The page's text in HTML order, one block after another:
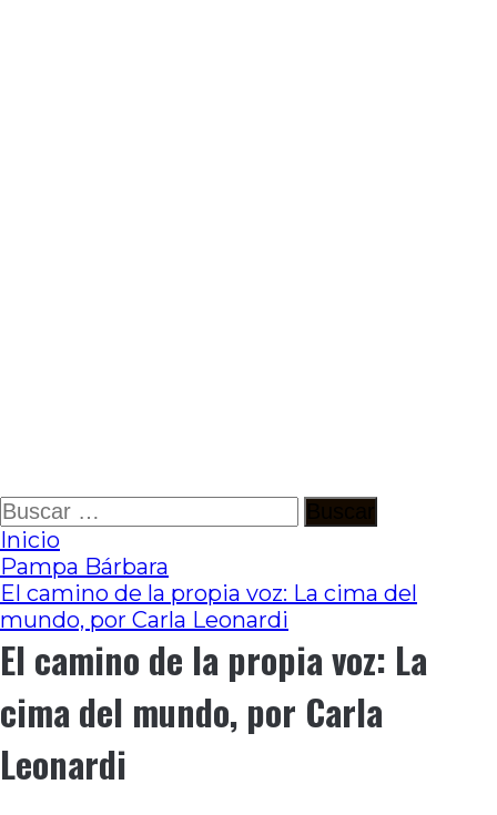
Ir
al
contenido
Buscar:
Inicio
Pampa Bárbara
El camino de la propia voz: La cima del
mundo, por Carla Leonardi
El camino de la propia voz: La
cima del mundo, por Carla
Leonardi